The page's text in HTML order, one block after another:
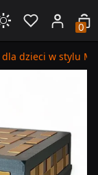
0
dla dzieci w stylu